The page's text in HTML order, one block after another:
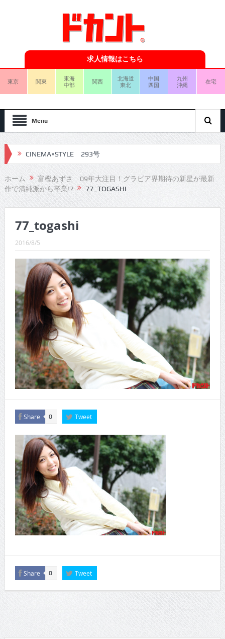
求人情報はこちら
東京 関東
東海
中部
関西
北海道
東北
中国
四国
九州
沖縄
在宅
Menu
CINEMA×STYLE 293号
CINEMA×STYLE 292号
CINEMA×STYLE 291号
CINEMA×STYLE 289号
CINEMA×STYLE 287号
CINEMA×STYLE 286号
CINEMA×STYLE 285号
CINEMA×STYLE 294号
ホーム
富樫あずさ 09年大注目！グラビア界期待の新星が最新
作で清純派から卒業!?
77_TOGASHI
77_togashi
2016/8/5
Share 0 Tweet
Share 0 Tweet